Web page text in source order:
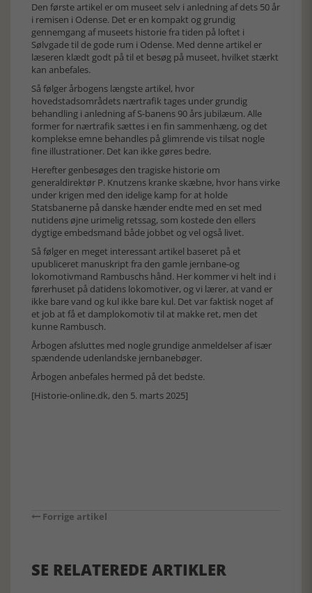
Den første artikel er om museet selv i anledning af dets 50 år
i remisen i Odense. Det er en kompakt og grundig
gennemgang af museets historie fra tiden på loftet i
Sølvgade til de gode rum i Odense. Med denne artikel er
læseren klædt godt på til et besøg på museet, hvilket stærkt
kan anbefales.
Så følger årbogens længste artikel, hvor
hovedstadsområdets nærtrafik tages under grundig
behandling i anledning af S-banens 90 års jubilæum. Alle
former for nærtrafik sættes i en fin sammenhæng, og det
komplekse emne behandles på glimrende vis tilsat nogle
fine illustrationer. Det kan ikke gøres bedre.
Herefter genbesøges den tragiske historie om
generaldirektør P. Knutzens kranke skæbne, hvor hans virke
under krigen med den idelige kamp for at holde
Statsbanerne på danske hænder endte med en set med
nutidens øjne urimelig retssag, som kostede den ellers
dygtige embedsmand både jobbet og vel også livet.
Så følger en meget interessant artikel baseret på et
upubliceret manuskript fra den gamle jernbane-og
lokomotivmand Rambuschs hånd. Her kommer vi helt ind i
førerhuset på datidens lokomotiver, og vi lærer, at vand er
ikke bare vand og kul ikke bare kul. Det var faktisk noget af
et job at få et damplokomotiv til at makke ret, men det
kunne Rambusch.
Årbogen afsluttes med nogle grundige anmeldelser af især
spændende udenlandske jernbanebøger.
Årbogen anbefales hermed på det bedste.
[Historie-online.dk, den 5. marts 2025]
Forrige artikel
SE RELATEREDE ARTIKLER